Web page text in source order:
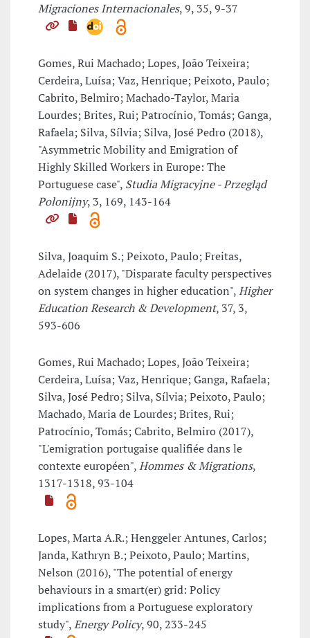
Migraciones Internacionales, 9, 35, 9-37
Gomes, Rui Machado; Lopes, João Teixeira;
Cerdeira, Luísa; Vaz, Henrique; Peixoto, Paulo;
Cabrito, Belmiro; Machado-Taylor, Maria
Lourdes; Brites, Rui; Patrocínio, Tomás; Ganga,
Rafaela; Silva, Sílvia; Silva, José Pedro (2018),
"Asymmetric Mobility and Emigration of
Highly Skilled Workers in Europe: The
Portuguese case", Studia Migracyjne - Przegląd
Polonijny, 3, 169, 143-164
Silva, Joaquim S.; Peixoto, Paulo; Freitas,
Adelaide (2017), "Disparate faculty perspectives
on system changes in higher education",Higher
Education Research & Development, 37, 3,
593-606
Gomes, Rui Machado; Lopes, João Teixeira;
Cerdeira, Luísa; Vaz, Henrique; Ganga, Rafaela;
Silva, José Pedro; Silva, Sílvia; Peixoto, Paulo;
Machado, Maria de Lourdes; Brites, Rui;
Patrocínio, Tomás; Cabrito, Belmiro (2017),
"L'emigration portugaise qualifiée dans le
contexte européen",Hommes & Migrations,
1317-1318, 93-104
Lopes, Marta A.R.; Henggeler Antunes, Carlos;
Janda, Kathryn B.; Peixoto, Paulo; Martins,
Nelson (2016), "The potential of energy
behaviours in a smart(er) grid: Policy
implications from a Portuguese exploratory
study",Energy Policy, 90, 233-245